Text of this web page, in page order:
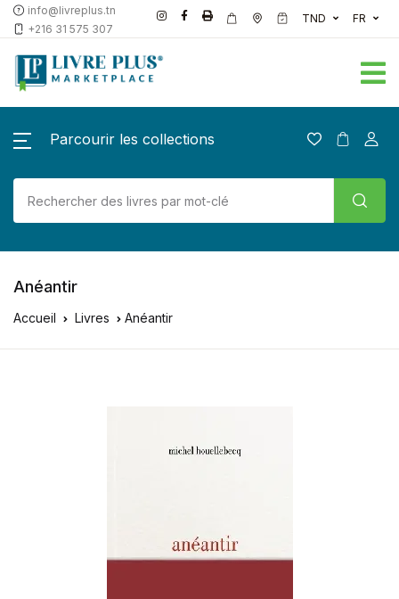
info@livreplus.tn
+216 31 575 307
TND FR
Parcourir les collections
Anéantir
Accueil Livres Anéantir